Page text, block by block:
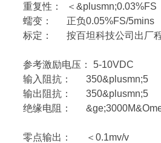
重复性： ＜&plusmn;0.03%FS
蠕变： 正负0.05%FS/5mins
标定： 按百坦科技公司出厂
参考激励电压： 5-10VDC
输入阻抗： 350&plusmn;5
输出阻抗： 350&plusmn;5
绝缘电阻：
零点输出： ＜0.1mv/v